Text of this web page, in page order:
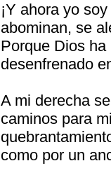
¡Y ahora yo
abominan, se
Porque Dios
desenfrenado
A mi derecha
caminos para
como por un